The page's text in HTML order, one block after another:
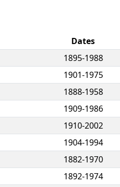
Dates
1895-1988
1901-1975
1888-1958
1909-1986
1910-2002
1904-1994
1882-1970
1892-1974